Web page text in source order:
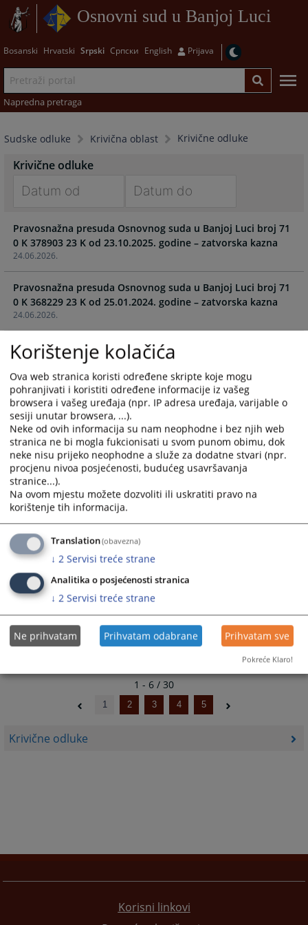
Osnovni sud u Banjoj Luci
Bosanski Hrvatski Srpski Српски English Prijava
Napredna pretraga
Sudske odluke Krivična oblast Krivične odluke
Krivične odluke
Krivične odluke
forward
to
interact
with
the
calendar
and
select
a
Press
the
question
mark
key
to
get
the
keyboard
shortcuts
for
changing
dates.
forward
to
with
the
calendar
select
a
Press
the
question
mark
key
to
get
keyboard
changing
dates.
24.06.2026.
Pravosnažna presuda Osnovnog suda u Banjoj Luci broj 71
0 K 378903 23 K od 23.10.2025. godine – zatvorska kazna
24.06.2026.
Pravosnažna presuda Osnovnog suda u Banjoj Luci broj 71
0 K 368229 23 K od 25.01.2024. godine – zatvorska kazna
01.06.2026.
Pravosnažna presuda Osnovnog suda u Banjoj Luci broj 71
0 K 341854 25 K od 05.09.2025. godine – kojom je za prve
četiri tačke optužnice odbijena optužba, dok je za petu
tačku optužnice optuženi oslobođen od optužbe
01.06.2026.
Pravosnažna presuda Osnovnog suda u Banjoj Luci broj 71
0 K 303430 19 Kod 07.04.2025. godine – oslobađa se
27.05.2026.
Pravosnažna presuda Osnovnog suda u Banjoj Luci broj 71
0 K 238118 24 K 2 od 24.04.2025. godine – novčana kazna
18.05.2026.
0 K 386132 22 K od 05.03.2025. godine – novčana kazna
1 - 6 / 30
1 2 3 4 5
Korisni linkovi
Korištenje kolačića
Ova web stranica koristi određene skripte koje mogu
pohranjivati i koristiti određene informacije iz vašeg
browsera i vašeg uređaja (npr. IP adresa uređaja, varijable o
sesiji unutar browsera, ...).
Neke od ovih informacija su nam neophodne i bez njih web
stranica ne bi mogla fukcionisati u svom punom obimu, dok
neke nisu prijeko neophodne a služe za dodatne stvari (npr.
procjenu nivoa posjećenosti, budućeg usavršavanja
stranice...).
Na ovom mjestu možete dozvoliti ili uskratiti pravo na
korištenje tih informacija.
Translation(obavezna)
↓ 2 Servisi treće strane
Analitika o posjećenosti stranica
↓ 2 Servisi treće strane
Ne prihvatam Prihvatam odabrane Prihvatam sve
Pokreće Klaro!